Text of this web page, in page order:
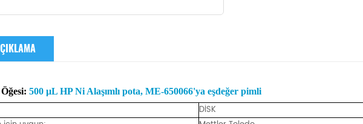
500 µL HP Ni Alaşımlı pota, ME-650066'ya eşdeğer pimli
DİSK